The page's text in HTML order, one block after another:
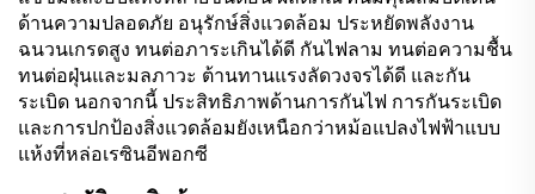
ด้านความปลอดภัย อนุรักษ์สิ่งแวดล้อม ประหยัดพลังงาน
ฉนวนเกรดสูง ทนต่อภาระเกินได้ดี กันไฟลาม ทนต่อความชื้น
ทนต่อฝุ่นและมลภาวะ ต้านทานแรงลัดวงจรได้ดี และกัน
ระเบิด นอกจากนี้ ประสิทธิภาพด้านการกันไฟ การกันระเบิด
และการปกป้องสิ่งแวดล้อมยังเหนือกว่าหม้อแปลงไฟฟ้าแบบ
แห้งที่หล่อเรซินอีพอกซี